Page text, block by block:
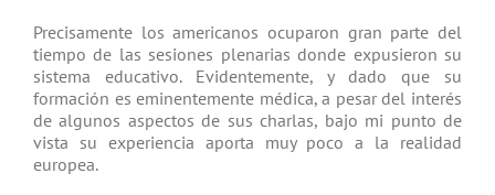
Precisamente los americanos ocuparon gran parte del
tiempo de las sesiones plenarias donde expusieron su
sistema educativo. Evidentemente, y dado que su
formación es eminentemente médica, a pesar del interés
de algunos aspectos de sus charlas, bajo mi punto de
vista su experiencia aporta muy poco a la realidad
europea.